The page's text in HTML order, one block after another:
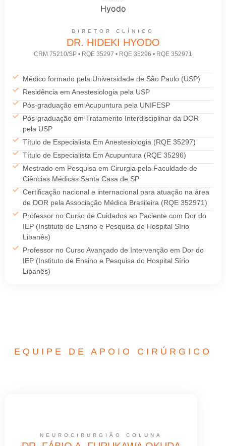
DIRETOR CLÍNICO
DR. HIDEKI HYODO
CRM 75210/SP • RQE 35297 • RQE 35296 • RQE 352971
Médico formado pela Universidade de São Paulo (USP)
Residência em Anestesiologia pela USP
Pós-graduação em Acupuntura pela UNIFESP
Pós-graduação em Tratamento Interdisciplinar da DOR
pela USP
Título de Especialista Em Anestesiologia (RQE 35297)
Título de Especialista Em Acupuntura (RQE 35296)
Mestrado em Pesquisa em Cirurgia pela Faculdade de
Ciências Médicas Santa Casa de SP
Certificação nacional e internacional para atuação na área
de DOR pela Associação Médica Brasileira (RQE 352971)
Professor no Curso de Cuidados ao Paciente com Dor do
IEP (Instituto de Ensino e Pesquisa do Hospital Sírio
Libanês)
Professor no Curso Avançado de Intervenção em Dor do
IEP (Instituto de Ensino e Pesquisa do Hospital Sírio
Libanês)
EQUIPE DE APOIO CIRÚRGICO
NEUROCIRURGIÃO COLUNA